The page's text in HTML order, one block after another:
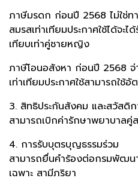
ภาษีมรดก ก่อนปี 2568 ไม่ใช่
สมรสเท่าเทียมประกาศใช้ได้จะ
เทียบเท่าคู่ชายหญิง
ภาษีโอนอสังหา ก่อนปี 2568
เท่าเทียมประกาศใช้สามารถใช้
3. สิทธิประกันสังคม และสวัสดิก
สามารถเบิกค่ารักษาพยาบาลคู่
4. การรับบุตรบุญธรรมร่วม
สามารถยื่นคำร้องต่อกรมพัฒน
เฉพาะ สามีภริยา